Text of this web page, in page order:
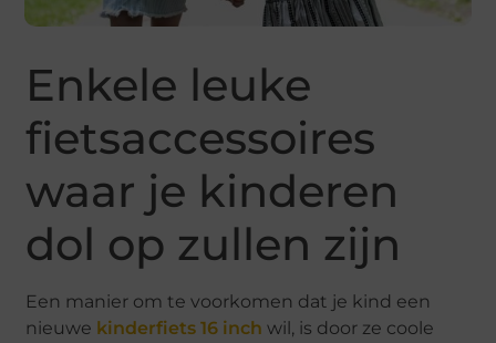
Enkele leuke
fietsaccessoires
waar je kinderen
dol op zullen zijn
Een manier om te voorkomen dat je kind een
nieuwe kinderfiets 16 inch wil, is door ze coole